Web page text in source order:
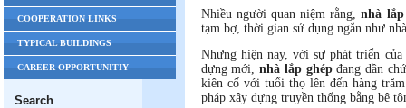
COOPERATION LINKS
TYPICAL BUILDINGS
CAREER OPPORTUNITIY
Search
Nhiều người quan niệm rằng,nhà lắp
tạm bợ, thời gian sử dụng ngắn như
Nhưng hiện nay, với sự phát triển
dựng mới,nhà lắp ghépđang dần
kiên cố với tuổi thọ lên đến hàng
pháp xây dựng truyền thống bằng bê